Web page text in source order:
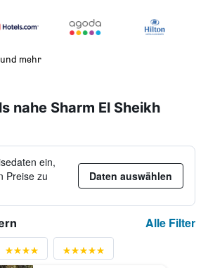
mehr
nahe Sharm El Sheikh
ein,
Preise zu
Daten auswählen
Alle Filter